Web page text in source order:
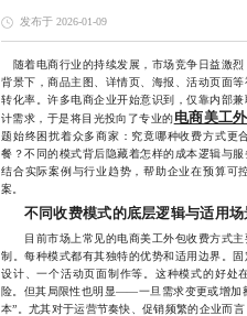
发布于 2026-01-09
随着电商行业的持续发展，市场竞争日益激
背景下，商品主图、详情页、海报、活动页面
转化率。许多电商企业开始意识到，仅靠内部
计需求，于是将目光投向了专业的电商美工
题始终困扰着众多商家：究竟哪种收费方式更
餐？不同的模式背后隐藏着怎样的成本逻辑与
结合实际案例与行业趋势，帮助企业在预算可
案。
不同收费模式的底层逻辑与适用场
目前市场上常见的电商美工外包收费方式主
制。每种模式都有其独特的优势和适用边界。
设计、一个活动页面制作等。这种模式的好处
险。但其局限性也明显——一旦需求变更或增加
本”。尤其对于运营节奏快、促销频繁的企业而